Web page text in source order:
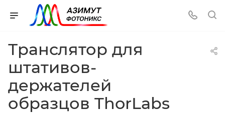
Транслятор для
штативов-
держателей
образцов ThorLabs